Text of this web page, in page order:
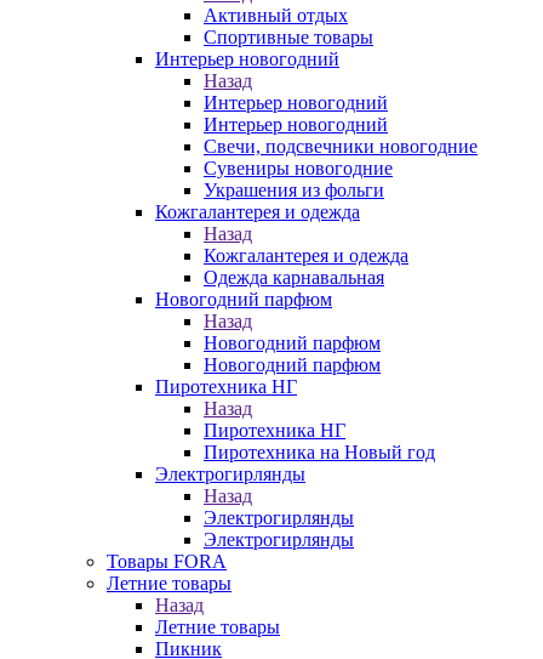
Активный отдых
Спортивные товары
Интерьер новогодний
Назад
Интерьер новогодний
Интерьер новогодний
Свечи, подсвечники новогодние
Сувениры новогодние
Украшения из фольги
Кожгалантерея и одежда
Назад
Кожгалантерея и одежда
Одежда карнавальная
Новогодний парфюм
Назад
Новогодний парфюм
Новогодний парфюм
Пиротехника НГ
Назад
Пиротехника НГ
Пиротехника на Новый год
Электрогирлянды
Назад
Электрогирлянды
Электрогирлянды
Товары FORA
Летние товары
Назад
Летние товары
Пикник